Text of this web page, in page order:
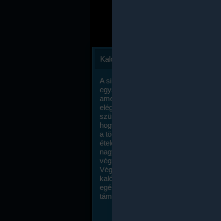
Kalóriaszámlálás
A sikeres fogyás titka valójában igen
egyszerű: égess több energiát, mint
amennyit beviszel. Természetesen
elég nagy fegyelemre és akaraterőre
szükség, de meglepődve fogod
hogy a kalóriaszámolás mennyire
a többi diétához képest. Itt nincsenek
ételek és a megengedett kalóriabevitelt
nagymértékben növelheted ha
végzel.
Végül, de nem utolsó sorban, a
kalóriaszámolás módszerét a legtöbb
egészségügyi szakorvos ajánlja és
támogatja.